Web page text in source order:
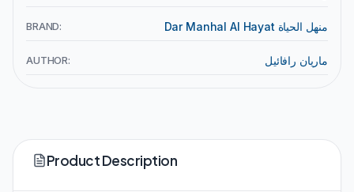
BRAND: Dar Manhal Al Hayat منهل الحياة
AUTHOR: ماريان رافائيل
Product Description